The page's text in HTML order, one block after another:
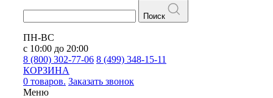
Поиск
ПН-ВС
с 10:00 до 20:00
8 (800) 302-77-06 8 (499) 348-15-11
КОРЗИНА
0 товаров. Заказать звонок
Меню